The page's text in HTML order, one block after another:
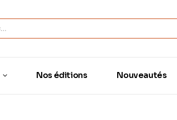
Nos éditions Nouveautés